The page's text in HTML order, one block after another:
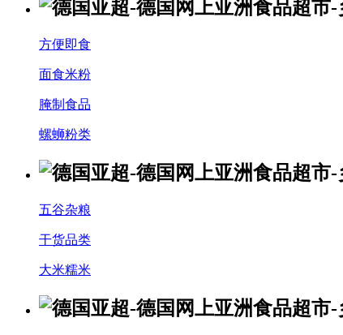
方便即食
面食米粉
腌制食品
螺蛳粉类
五谷杂粮
干货品类
大米糯米